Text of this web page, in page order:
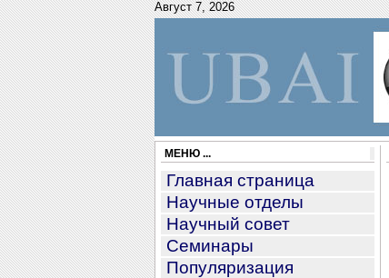
Август 7, 2026
МЕНЮ ...
Главная страница
Научные отделы
Научный совет
Семинары
Популяризация